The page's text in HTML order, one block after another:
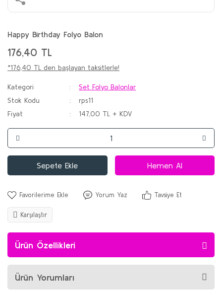
Happy Birthday Folyo Balon
176,40 TL
*176,40 TL den başlayan taksitlerle!
Kategori
Set Folyo Balonlar
Stok Kodu
rps11
Fiyat
147,00 TL + KDV
Sepete Ekle Hemen Al
Yorum Yaz Tavsiye Et
Karşılaştır
Ürün Özellikleri
Ürün Yorumları